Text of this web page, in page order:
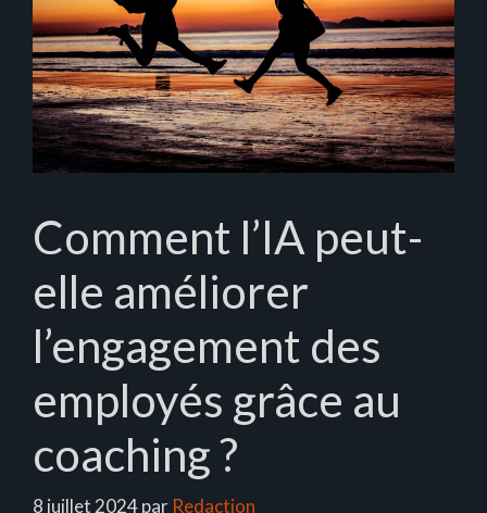
Comment l’IA peut-
elle améliorer
l’engagement des
employés grâce au
coaching ?
8 juillet 2024par Redaction